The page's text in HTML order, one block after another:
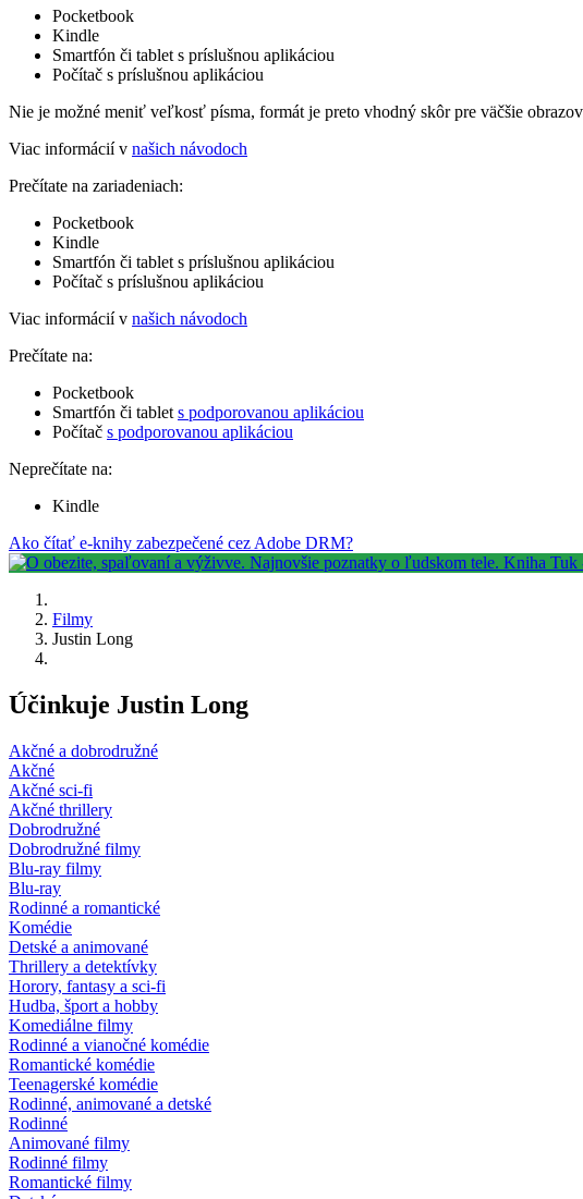
Pocketbook
Kindle
Smartfón či tablet s príslušnou aplikáciou
Počítač s príslušnou aplikáciou
Nie je možné meniť veľkosť písma, formát je preto vhodný skôr pre väčšie
Viac informácií v našich návodoch
Prečítate na zariadeniach:
Pocketbook
Kindle
Smartfón či tablet s príslušnou aplikáciou
Počítač s príslušnou aplikáciou
Viac informácií v našich návodoch
Prečítate na:
Pocketbook
Smartfón či tablet s podporovanou aplikáciou
Počítač s podporovanou aplikáciou
Neprečítate na:
Kindle
Ako čítať e-knihy zabezpečené cez Adobe DRM?
Filmy
Justin Long
Účinkuje Justin Long
Akčné a dobrodružné
Akčné
Akčné sci-fi
Akčné thrillery
Dobrodružné
Dobrodružné filmy
Blu-ray filmy
Blu-ray
Rodinné a romantické
Komédie
Detské a animované
Thrillery a detektívky
Horory, fantasy a sci-fi
Hudba, šport a hobby
Komediálne filmy
Rodinné a vianočné komédie
Romantické komédie
Teenagerské komédie
Rodinné, animované a detské
Rodinné
Animované filmy
Rodinné filmy
Romantické filmy